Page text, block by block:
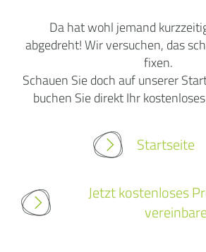
Da hat wohl jemand
abgedreht! Wir versuchen, das
fixen.
Schauen Sie doch auf unserer
buchen Sie direkt Ihr
Startseite
Jetzt kostenloses